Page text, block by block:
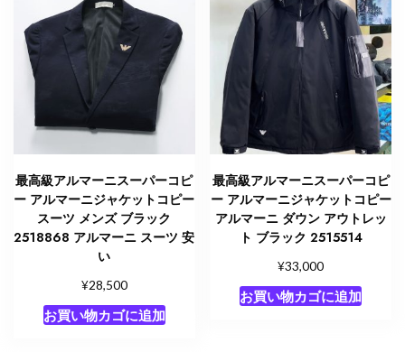
最高級アルマーニスーパーコピ
ー アルマーニジャケットコピー
スーツ メンズ ブラック
2518868 アルマーニ スーツ 安
い
¥28,500
お買い物カゴに追加
最高級アルマーニスーパーコピ
ー アルマーニジャケットコピー
アルマーニ ダウン アウトレッ
ト ブラック 2515514
¥33,000
お買い物カゴに追加